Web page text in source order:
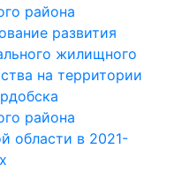
района
развития
жилищного
на территории
района
области в 2021-